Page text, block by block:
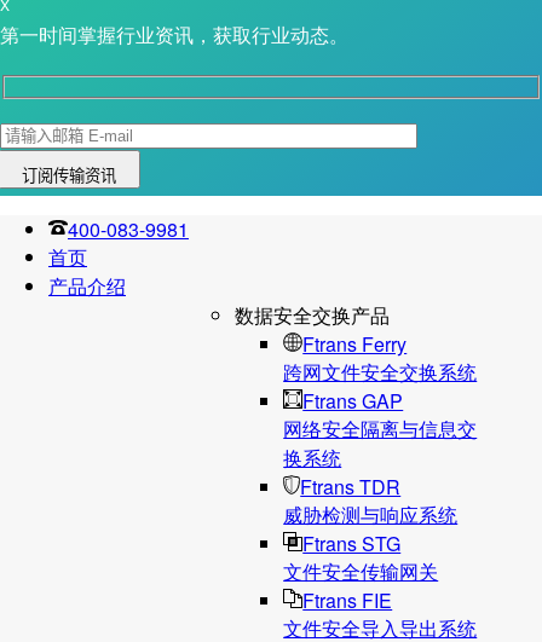
X
第一时间掌握行业资讯，获取行业动态。
400-083-9981
首页
产品介绍
数据安全交换产品
Ftrans Ferry
跨网文件安全交换系统
Ftrans GAP
网络安全隔离与信息交
换系统
Ftrans TDR
威胁检测与响应系统
Ftrans STG
文件安全传输网关
Ftrans FIE
文件安全导入导出系统